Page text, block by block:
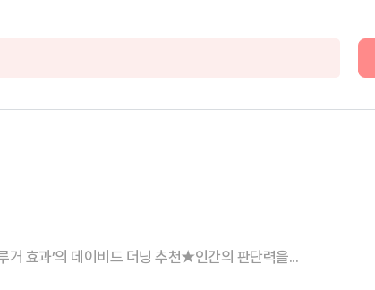
효과’의 데이비드 더닝 추천★인간의 판단력을...